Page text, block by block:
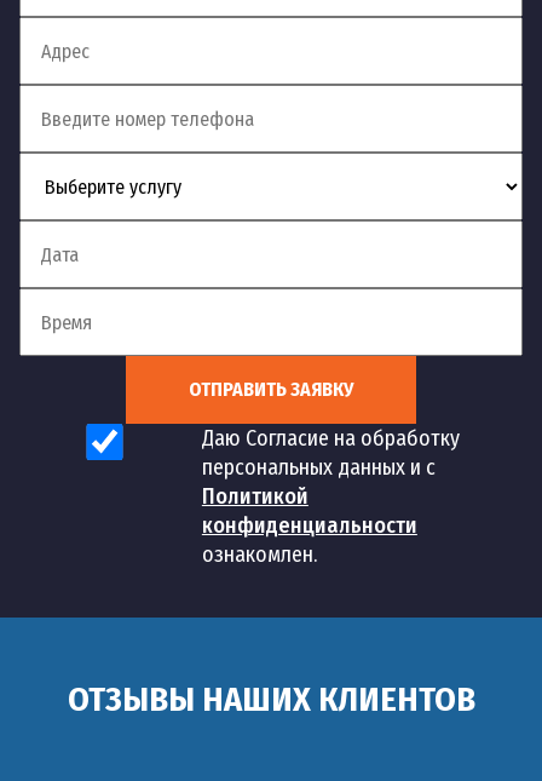
ОТПРАВИТЬ ЗАЯВКУ
Даю Согласие на обработку
персональных данных и с
Политикой
конфиденциальности
ознакомлен.
ОТЗЫВЫ НАШИХ КЛИЕНТОВ